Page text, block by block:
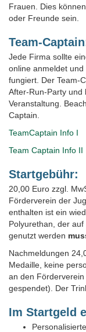
Frauen. Dies
oder Freunde sein.
Team-
Jede Firma sollte
online anmeldet
fungiert. Der Team-
After-Run-Party und
Veranstaltung.
Captain.
TeamCaptain Info I
Team Captain Info II
Startgebühr:
20,00 Euro zzgl.
Förderverein der
enthalten ist ein
Polyurethan, der
genutzt werden
Nachmeldungen
Medaille, keine
an den
gespendet). Der
Im Startgeld